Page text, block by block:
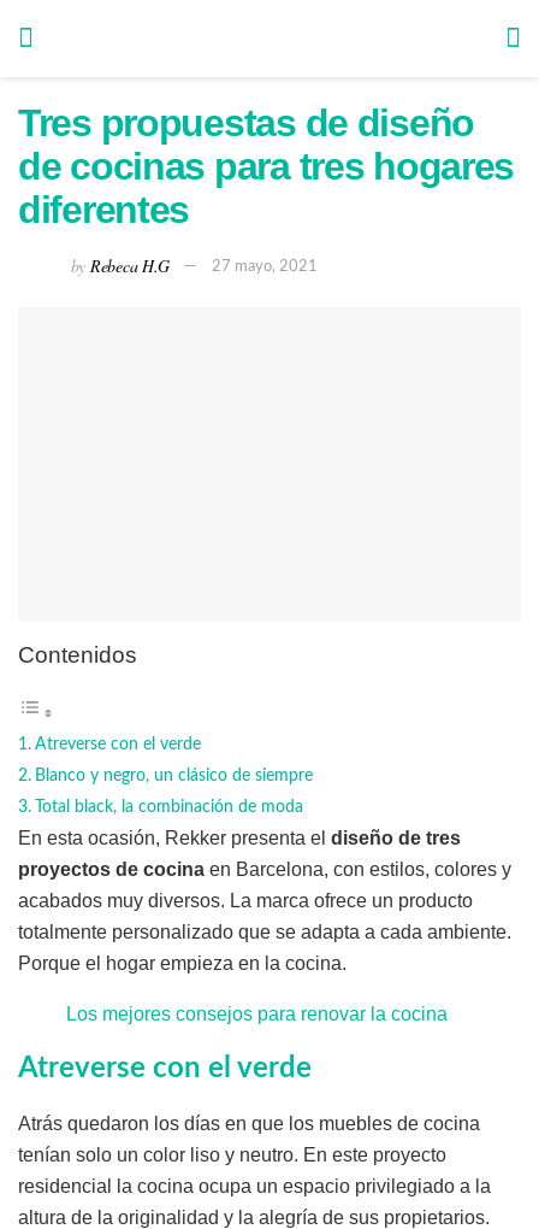
Tres propuestas de diseño
de cocinas para tres hogares
diferentes
by Rebeca H.G 27 mayo, 2021
Contenidos
Atreverse con el verde
Blanco y negro, un clásico de siempre
Total black, la combinación de moda
En esta ocasión, Rekker presenta el diseño de tres
proyectos de cocina en Barcelona, con estilos, colores y
acabados muy diversos. La marca ofrece un producto
totalmente personalizado que se adapta a cada ambiente.
Porque el hogar empieza en la cocina.
Los mejores consejos para renovar la cocina
Atreverse con el verde
Atrás quedaron los días en que los muebles de cocina
tenían solo un color liso y neutro. En este proyecto
residencial la cocina ocupa un espacio privilegiado a la
altura de la originalidad y la alegría de sus propietarios.